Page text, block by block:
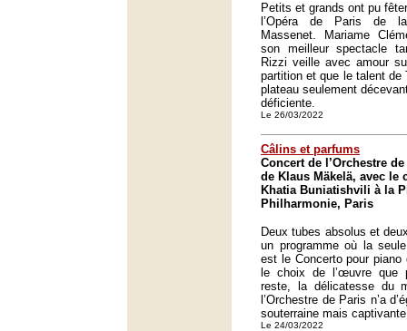
Petits et grands ont pu
l’Opéra de Paris de
Massenet. Mariame
son meilleur spectacle
Rizzi veille avec amour
partition et que le talent de
plateau seulement
déficiente.
Le 26/03/2022
Câlins et parfums
Concert de l’Orchestre
de Klaus Mäkelä, avec le
Khatia Buniatishvili à la
Philharmonie, Paris
Deux tubes absolus et
un programme où la
est le Concerto pour
le choix de l’œuvre
reste, la délicatesse du
l’Orchestre de Paris n’a
souterraine mais
Le 24/03/2022